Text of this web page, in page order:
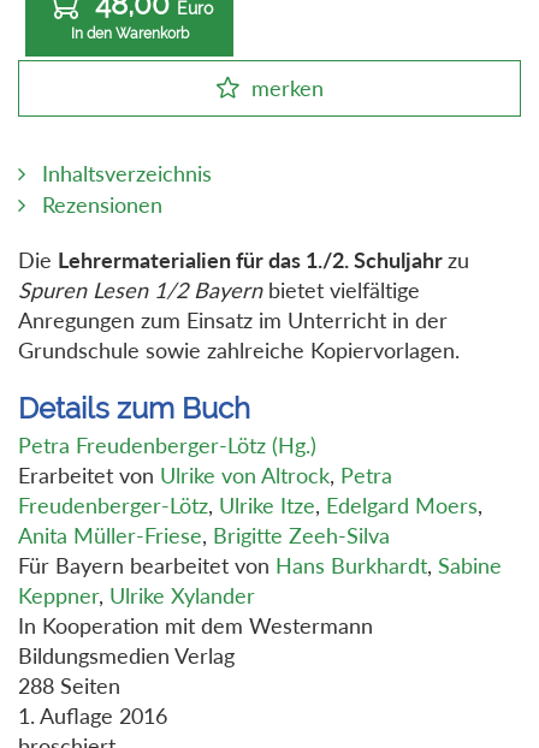
Euro
In den Warenkorb
merken
Inhaltsverzeichnis
Rezensionen
Die Lehrermaterialien für das 1./2. Schuljahrzu
Spuren Lesen 1/2 Bayernbietet vielfältige
Anregungen zum Einsatz im Unterricht in der
Grundschule sowie zahlreiche Kopiervorlagen.
Details zum Buch
Petra Freudenberger-Lötz (Hg.)
Erarbeitet von Ulrike von Altrock, Petra
Freudenberger-Lötz, Ulrike Itze, Edelgard Moers,
Anita Müller-Friese, Brigitte Zeeh-Silva
Für Bayern bearbeitet von Hans Burkhardt, Sabine
Keppner, Ulrike Xylander
In Kooperation mit dem Westermann
Bildungsmedien Verlag
288 Seiten
1. Auflage 2016